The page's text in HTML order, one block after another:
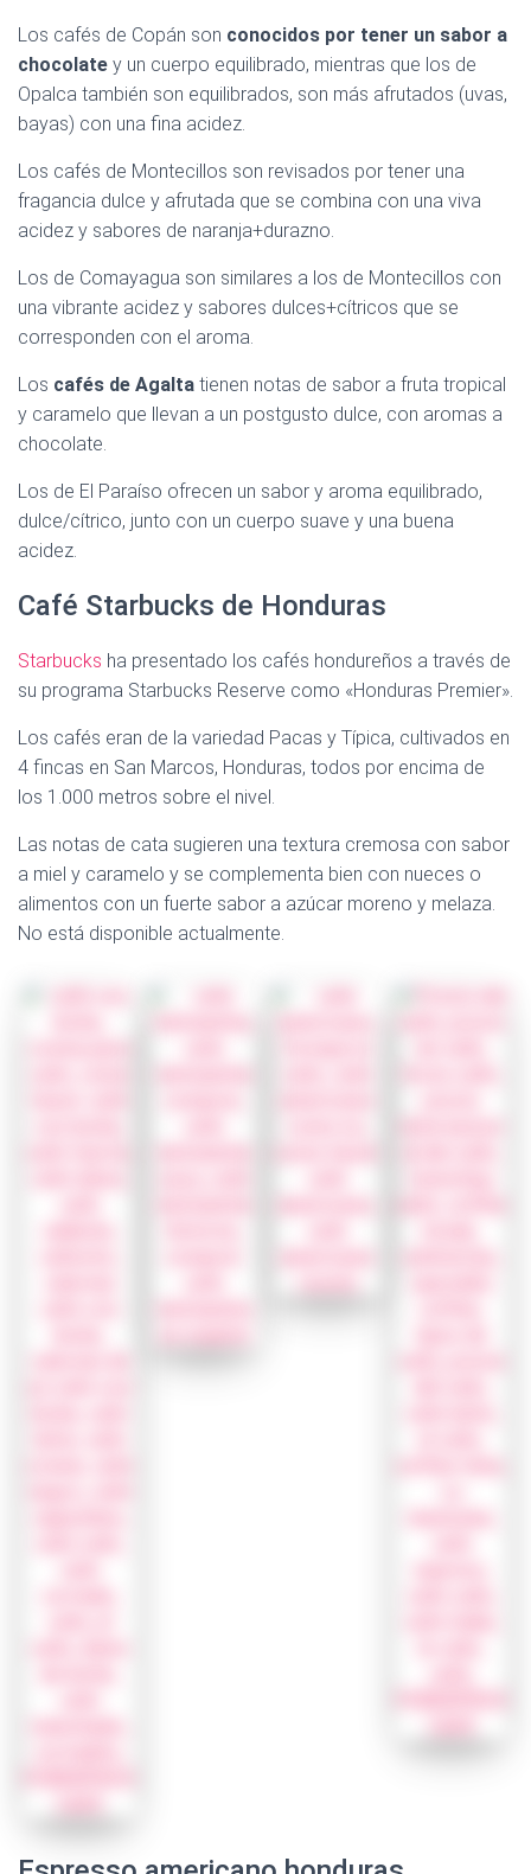
Los cafés de Copán son conocidos por tener un sabor a
chocolate y un cuerpo equilibrado, mientras que los de
Opalca también son equilibrados, son más afrutados (uvas,
bayas) con una fina acidez.
Los cafés de Montecillos son revisados por tener una
fragancia dulce y afrutada que se combina con una viva
acidez y sabores de naranja+durazno.
Los de Comayagua son similares a los de Montecillos con
una vibrante acidez y sabores dulces+cítricos que se
corresponden con el aroma.
Los cafés de Agalta tienen notas de sabor a fruta tropical
y caramelo que llevan a un postgusto dulce, con aromas a
chocolate.
Los de El Paraíso ofrecen un sabor y aroma equilibrado,
dulce/cítrico, junto con un cuerpo suave y una buena
acidez.
Café Starbucks de Honduras
Starbucks ha presentado los cafés hondureños a través de
su programa Starbucks Reserve como «Honduras Premier».
Los cafés eran de la variedad Pacas y Típica, cultivados en
4 fincas en San Marcos, Honduras, todos por encima de
los 1.000 metros sobre el nivel.
Las notas de cata sugieren una textura cremosa con sabor
a miel y caramelo y se complementa bien con nueces o
alimentos con un fuerte sabor a azúcar moreno y melaza.
No está disponible actualmente.